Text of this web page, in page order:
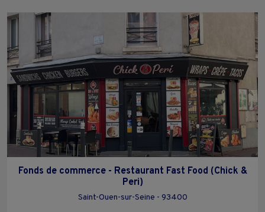
Fonds de commerce - Restaurant Fast Food (Chick &
Peri)
Saint-Ouen-sur-Seine - 93400